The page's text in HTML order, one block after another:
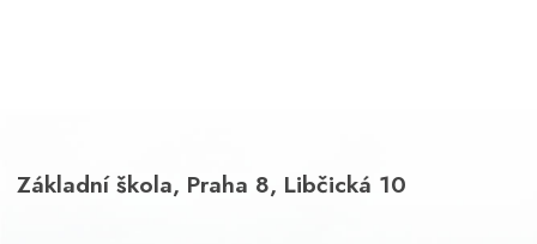
Základní škola, Praha 8, Libčická 10